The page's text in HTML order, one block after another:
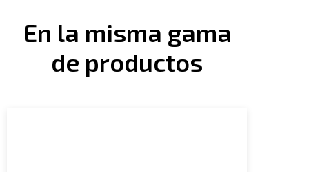
En la misma gama
de productos